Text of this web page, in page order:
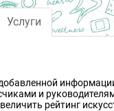
Услуги
и
рейтинг